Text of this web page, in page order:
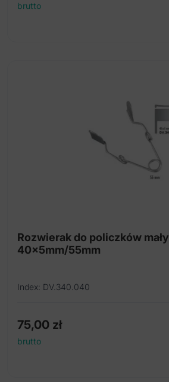
brutto
Rozwierak do policzków mały
40x5mm/55mm
Index: DV.340.040
75,00 zł
brutto